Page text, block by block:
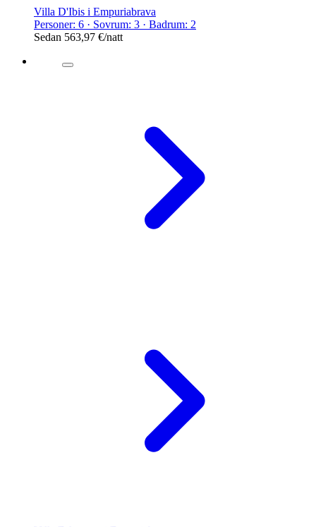
Villa D'Ibis i Empuriabrava
Personer: 6 · Sovrum: 3 · Badrum: 2
Sedan 563,97 €/natt